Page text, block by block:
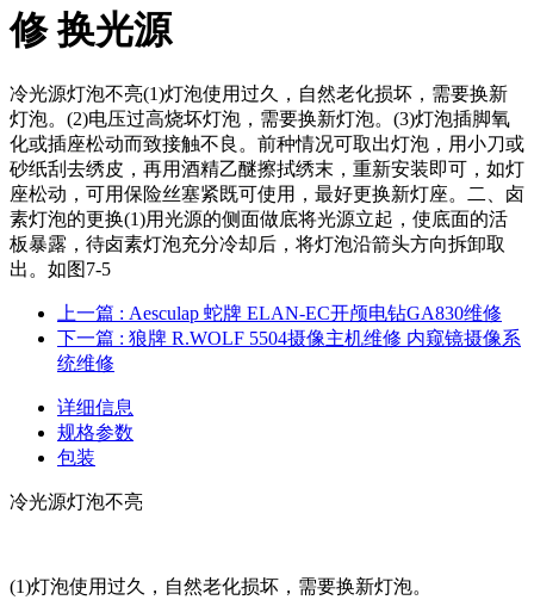
修 换光源
冷光源灯泡不亮(1)灯泡使用过久，自然老化损坏，需要换新
灯泡。(2)电压过高烧坏灯泡，需要换新灯泡。(3)灯泡插脚氧
化或插座松动而致接触不良。前种情况可取出灯泡，用小刀或
砂纸刮去绣皮，再用酒精乙醚擦拭绣末，重新安装即可，如灯
座松动，可用保险丝塞紧既可使用，最好更换新灯座。二、卤
素灯泡的更换(1)用光源的侧面做底将光源立起，使底面的活
板暴露，待卤素灯泡充分冷却后，将灯泡沿箭头方向拆卸取
出。如图7-5
上一篇 : Aesculap 蛇牌 ELAN-EC开颅电钻GA830维修
下一篇 : 狼牌 R.WOLF 5504摄像主机维修 内窥镜摄像系
统维修
详细信息
规格参数
包装
冷光源灯泡不亮
(1)灯泡使用过久，自然老化损坏，需要换新灯泡。